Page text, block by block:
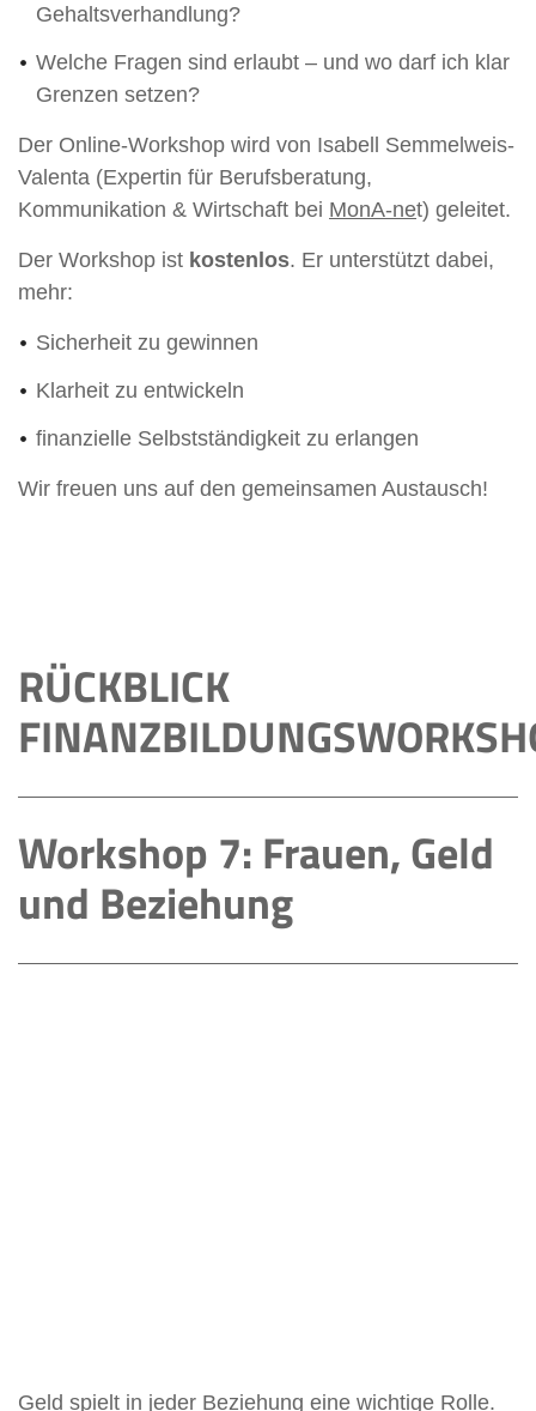
Gehaltsverhandlung?
Welche Fragen sind erlaubt – und wo darf ich klar
Grenzen setzen?
Der Online-Workshop wird von Isabell Semmelweis-
Valenta (Expertin für Berufsberatung,
Kommunikation & Wirtschaft bei MonA-net) geleitet.
Der Workshop ist kostenlos. Er unterstützt dabei,
mehr:
Sicherheit zu gewinnen
Klarheit zu entwickeln
finanzielle Selbstständigkeit zu erlangen
Wir freuen uns auf den gemeinsamen Austausch!
RÜCKBLICK
Workshop 7: Frauen, Geld
und Beziehung
Geld spielt in jeder Beziehung eine wichtige Rolle.